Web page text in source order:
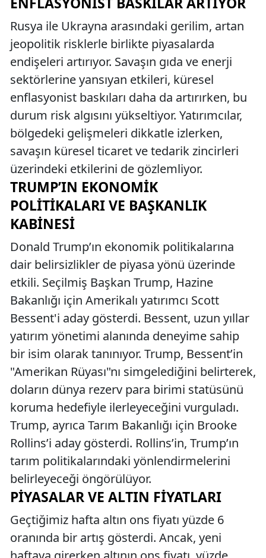
Rusya ile Ukrayna arasındaki gerilim, artan
jeopolitik risklerle birlikte piyasalarda
endişeleri artırıyor. Savaşın gıda ve enerji
sektörlerine yansıyan etkileri, küresel
enflasyonist baskıları daha da artırırken, bu
durum risk algısını yükseltiyor. Yatırımcılar,
bölgedeki gelişmeleri dikkatle izlerken,
savaşın küresel ticaret ve tedarik zincirleri
üzerindeki etkilerini de gözlemliyor.
TRUMP’IN EKONOMIK
POLITIKALARI VE BAŞKANLIK
KABINESI
Donald Trump’ın ekonomik politikalarına
dair belirsizlikler de piyasa yönü üzerinde
etkili. Seçilmiş Başkan Trump, Hazine
Bakanlığı için Amerikalı yatırımcı Scott
Bessent'i aday gösterdi. Bessent, uzun yıllar
yatırım yönetimi alanında deneyime sahip
bir isim olarak tanınıyor. Trump, Bessent’in
"Amerikan Rüyası"nı simgelediğini belirterek,
doların dünya rezerv para birimi statüsünü
koruma hedefiyle ilerleyeceğini vurguladı.
Trump, ayrıca Tarım Bakanlığı için Brooke
Rollins’i aday gösterdi. Rollins’in, Trump’ın
tarım politikalarındaki yönlendirmelerini
belirleyeceği öngörülüyor.
PIYASALAR VE ALTIN FIYATLARI
Geçtiğimiz hafta altın ons fiyatı yüzde 6
oranında bir artış gösterdi. Ancak, yeni